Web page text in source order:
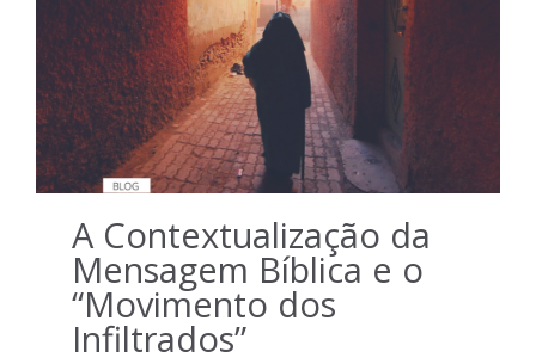
A Contextualização da
Mensagem Bíblica e o
“Movimento dos
Infiltrados”